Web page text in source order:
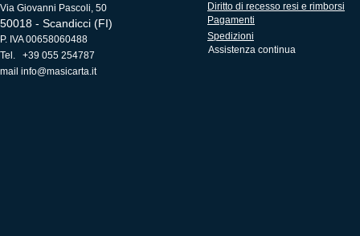
Via Giovanni Pascoli, 50
50018 - Scandicci (FI)
P. IVA 00658060488
Tel. +39 055 254787
mail info@masicarta.it
Diritto di recesso resi e rimborsi
Pagamenti
Spedizioni
Assistenza continua